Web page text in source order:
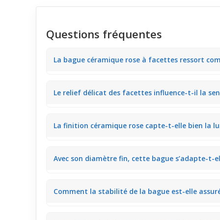
Questions fréquentes
La bague céramique rose à facettes ressort
apportant une touche de brillance discrète visible
Le relief délicat des facettes influence-t-il la
assise au bureau, le relief se fait presque oublier
La finition céramique rose capte-t-elle bien la
idéale pour une sortie entre amis ou un dîner.
Avec son diamètre fin, cette bague s’adapte-t-
portiez en journée au bureau ou lors d’activités
Comment la stabilité de la bague est-elle